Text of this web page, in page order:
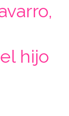
hijo